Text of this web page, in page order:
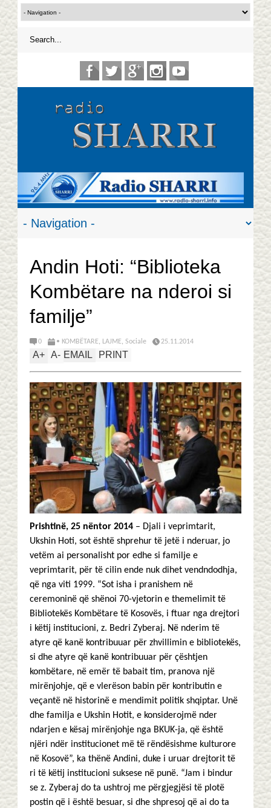
Andin Hoti: “Biblioteka
Kombëtare na nderoi si
familje”
0 • KOMBËTARE, LAJME, Sociale 25.11.2014
A+ A- EMAIL PRINT
Prishtinë, 25 nëntor 2014 – Djali i veprimtarit,
Ukshin Hoti, sot është shprehur të jetë i nderuar, jo
vetëm ai personalisht por edhe si familje e
veprimtarit, për të cilin ende nuk dihet vendndodhja,
që nga viti 1999. “Sot isha i pranishem në
ceremoninë që shënoi 70-vjetorin e themelimit të
Bibliotekës Kombëtare të Kosovës, i ftuar nga drejtori
i këtij institucioni, z. Bedri Zyberaj. Në nderim të
atyre që kanë kontribuuar për zhvillimin e bibliotekës,
si dhe atyre që kanë kontribuuar për çështjen
kombëtare, në emër të babait tim, pranova një
mirënjohje, që e vlerëson babin për kontributin e
veçantë në historinë e mendimit politik shqiptar. Unë
dhe familja e Ukshin Hotit, e konsiderojmë nder
ndarjen e kësaj mirënjohje nga BKUK-ja, që është
njëri ndër institucionet më të rëndësishme kulturore
në Kosovë”, ka thënë Andini, duke i uruar drejtorit të
ri të këtij institucioni suksese në punë. “Jam i bindur
se z. Zyberaj do ta ushtroj me përgjegjësi të plotë
postin që i është besuar, si dhe shpresoj që ai do ta